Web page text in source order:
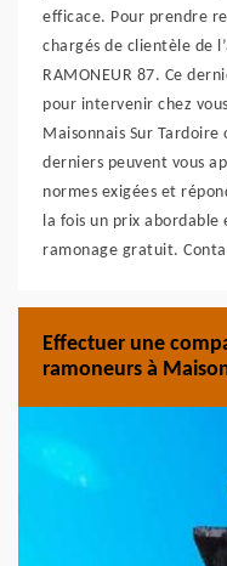
efficace. Pour prendre
chargés de clientèle de
RAMONEUR 87. Ce
pour intervenir chez
Maisonnais Sur Tardoire
derniers peuvent vous
normes exigées et
la fois un prix abordable
ramonage gratuit.
Effectuer une
ramoneurs à